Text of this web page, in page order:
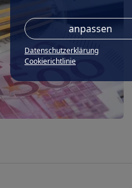
anpassen
Datenschutzerklärung
Cookierichtlinie